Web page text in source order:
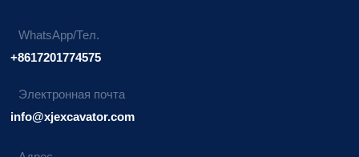
WhatsApp/Тел.
+8617201774575
Электронная почта
info@xjexcavator.com